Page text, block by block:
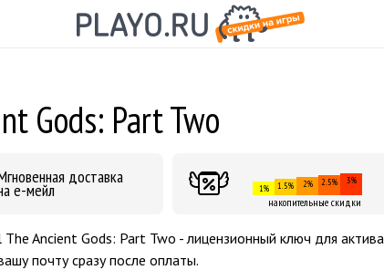
Gods: Part Two
доставка
е-мейл 1% 1.5% 2% 2.5% 3%
накопительные скидки
Ancient Gods: Part Two - лицензионный ключ для
почту сразу после оплаты.